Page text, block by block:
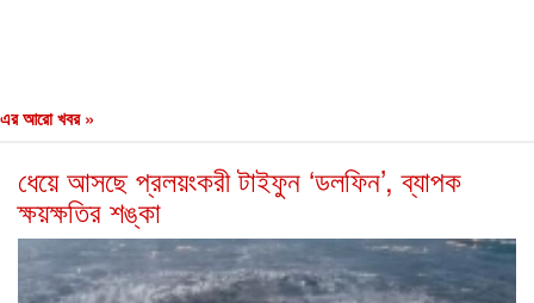
এর আরো খবর »
ধেয়ে আসছে প্রলয়ংকরী টাইফুন ‌‘ডলফিন’, ব্যাপক
ক্ষয়ক্ষতির শঙ্কা